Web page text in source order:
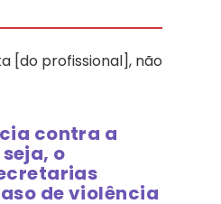
[do profissional], não
contra a
o
de violência